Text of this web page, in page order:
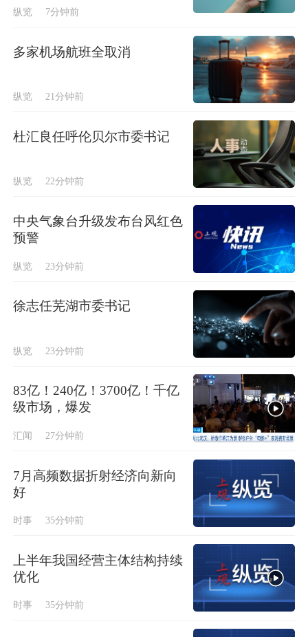
纵览 7分钟前
多家机场航班全取消
纵览 21分钟前
杜汇良任呼伦贝尔市委书记
纵览 22分钟前
中央气象台升级发布台风红色
预警
纵览 23分钟前
徐志任芜湖市委书记
纵览 23分钟前
83亿！240亿！3700亿！千亿
级市场，爆发
汇闻 27分钟前
7月高频数据折射经济向新向
好
时事 35分钟前
上半年我国经营主体结构持续
优化
时事 35分钟前